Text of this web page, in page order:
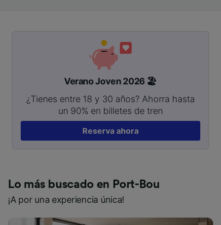
Verano Joven 2026 🏖️
¿Tienes entre 18 y 30 años? Ahorra hasta
un 90% en billetes de tren
Reserva ahora
Lo más buscado en Port-Bou
¡A por una experiencia única!